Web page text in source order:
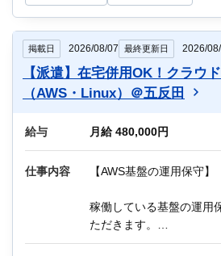
他にもIT関連のお仕事が
迷っている方も、まずは
い！
＼Q＆A／
Q：残業はどのくらいです
Q：在宅勤務（リモート
A：業務に慣れてからは
掲載日 2026/08/07 最終更新日 2026/
【派遣】在宅併用OK！クラウ
（AWS・Linux）＠五反田
給与 月給 480,000円
仕事内容 【AWS基盤の運用保守】
稼働している基盤の運用
ただきます。
環境：AWS、Linux